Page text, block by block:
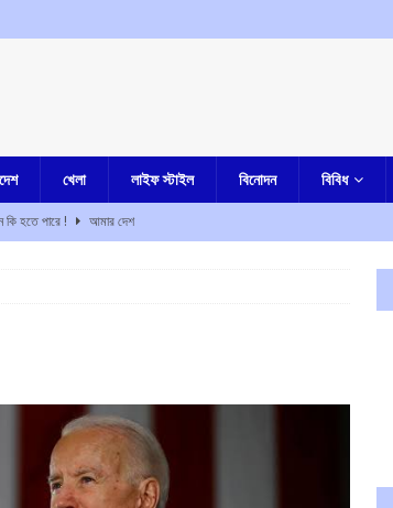
খেলা লাইফ স্টাইল বিনোদন বিবিধ
কি হতে পারে !
আমার দেশ
রাখতে রাহুল গান্ধী সমীপে কিরেন রিজিজু
এক নজরে
৫ জন নিহত
আমার বাংলা
পরিবারের ৩ সদস্যকে মারধোর, উত্তেজনা ডোমজুর এলাকায়..